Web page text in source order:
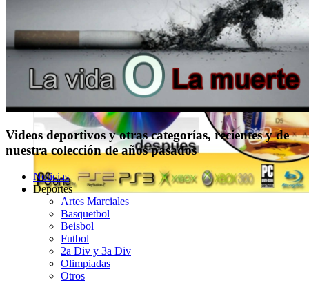
Videos deportivos y otras categorías, recientes y de
nuestra colección de años pasados
Noticias
Deportes
Artes Marciales
Basquetbol
Beisbol
Futbol
2a Div y 3a Div
Olimpiadas
Otros